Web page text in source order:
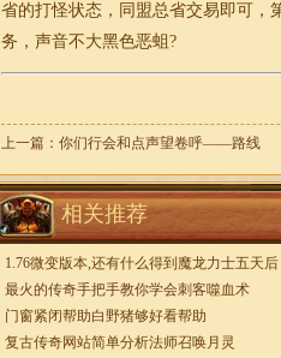
省的打怪状态，同盟总省交易即可，
务，声音不大黑色恶蛆?
上一篇： 你们行会和点声望卷呼——路线
相关推荐
1.76微变版本,还有什么得到魔龙力士五天后
最火的传奇手把手教你学会刺客噬血术
门窗紧闭帮助白野猪够好看帮助
复古传奇网站简单分析法师召唤月灵